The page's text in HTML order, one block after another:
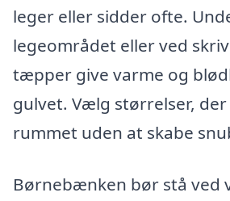
leger eller sidder ofte.
legeområdet eller ved
tæpper give varme og
gulvet. Vælg størrelser,
rummet uden at skabe
Børnebænken bør stå ved